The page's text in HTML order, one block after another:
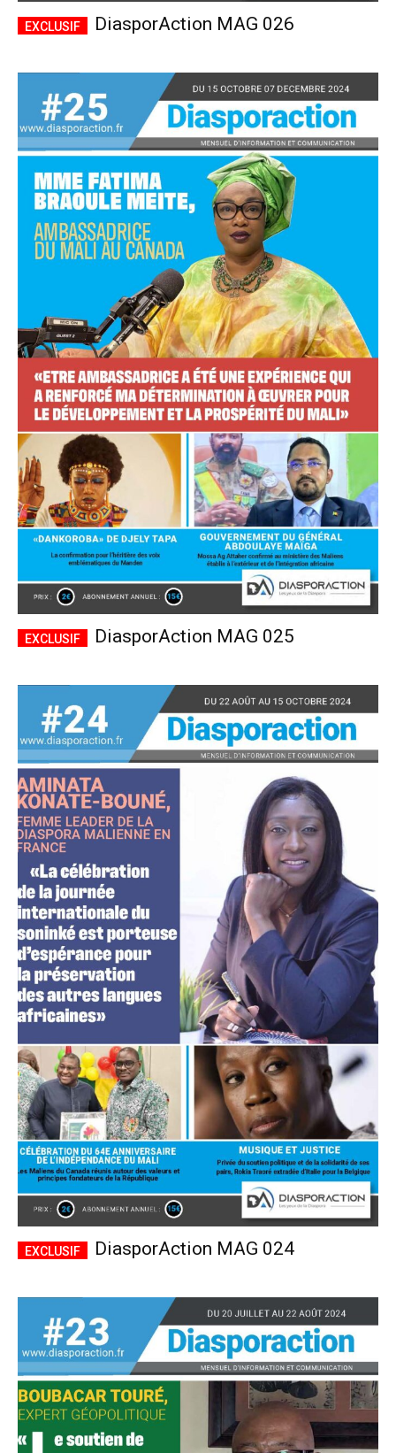
Accès complet
$22 / anplaceholder text
Tous les articles
Annonces
ANNUEL MENSUEL
CHOISIR LE FORFAIT
DiasporAction MAG 026
DiasporAction MAG 025
DiasporAction MAG 024